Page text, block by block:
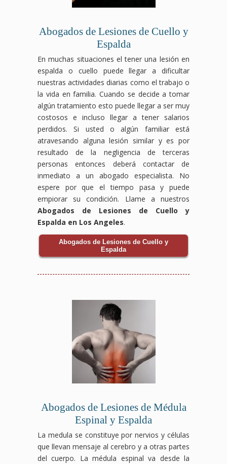
Abogados de Lesiones de Cuello y
Espalda
En muchas situaciones el tener una lesión en
espalda o cuello puede llegar a dificultar
nuestras actividades diarias como el trabajo o
la vida en familia. Cuando se decide a tomar
algún tratamiento esto puede llegar a ser muy
costosos e incluso llegar a tener salarios
perdidos. Si usted o algún familiar está
atravesando alguna lesión similar y es por
resultado de la negligencia de terceras
personas entonces deberá contactar de
inmediato a un abogado especialista. No
espere por que el tiempo pasa y puede
empiorar su condición. Llame a nuestros
Abogados de Lesiones de Cuello y
Espalda en Los Angeles.
Abogados de Lesiones de Cuello y
Espalda
Abogados de Lesiones de Médula
Espinal y Espalda
La medula se constituye por nervios y células
que llevan mensaje al cerebro y a otras partes
del cuerpo. La médula espinal va desde la